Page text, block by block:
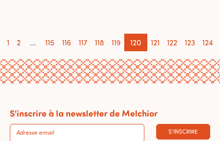
1 2 ... 115 116 117 118 119 120 121 122 123 124
S'inscrire à la newsletter de Melchior
S'INSCRIRE